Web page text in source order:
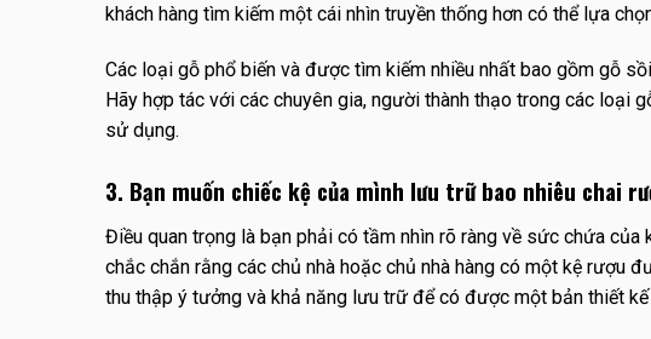
khách hàng tìm kiếm một cái nhìn truyền thống hơn có thể lựa
Các loại gỗ phổ biến và được tìm kiếm nhiều nhất bao gồm gỗ
Hãy hợp tác với các chuyên gia, người thành thạo trong các loại
sử dụng.
3. Bạn muốn chiếc kệ của mình lưu trữ bao nhiêu chai
Điều quan trọng là bạn phải có tầm nhìn rõ ràng về sức chứa
chắc chắn rằng các chủ nhà hoặc chủ nhà hàng có một kệ rượu
thu thập ý tưởng và khả năng lưu trữ để có được một bản thiết